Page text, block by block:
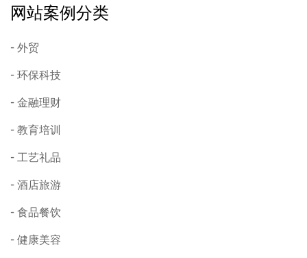
网站案例分类
外贸
环保科技
金融理财
教育培训
工艺礼品
酒店旅游
食品餐饮
健康美容